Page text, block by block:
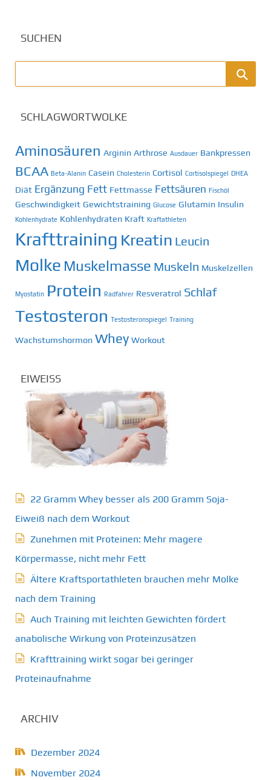
SUCHEN
SCHLAGWORTWOLKE
Aminosäuren Arginin Arthrose Ausdauer Bankpressen
BCAA Beta-Alanin Casein Cholesterin Cortisol Cortisolspiegel DHEA
Diät Ergänzung Fett Fettmasse Fettsäuren Fischöl
Geschwindigkeit Gewichtstraining Glucose Glutamin Insulin
Kohlenhydrate Kohlenhydraten Kraft Kraftathleten
Krafttraining Kreatin Leucin
Molke Muskelmasse Muskeln Muskelzellen
Myostatin Protein Radfahrer Resveratrol Schlaf
Testosteron Testosteronspiegel Training
Wachstumshormon Whey Workout
EIWEISS
22 Gramm Whey besser als 200 Gramm Soja-
Eiweiß nach dem Workout
Zunehmen mit Proteinen: Mehr magere
Körpermasse, nicht mehr Fett
Ältere Kraftsportathleten brauchen mehr Molke
nach dem Training
Auch Training mit leichten Gewichten fördert
anabolische Wirkung von Proteinzusätzen
Krafttraining wirkt sogar bei geringer
Proteinaufnahme
ARCHIV
Dezember 2024
November 2024